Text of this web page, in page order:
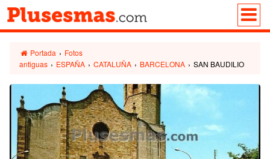
Portada › Fotos
antiguas › ESPAÑA › CATALUÑA › BARCELONA › SAN BAUDILIO